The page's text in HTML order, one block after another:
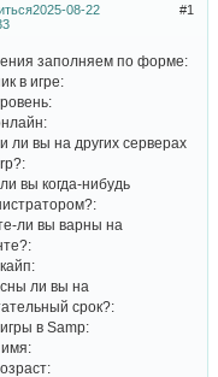
1
2025-08-22
заполняем по форме:
в игре:
ли вы на других серверах
вы когда-нибудь
ли вы варны на
ли вы на
срок?:
в Samp: